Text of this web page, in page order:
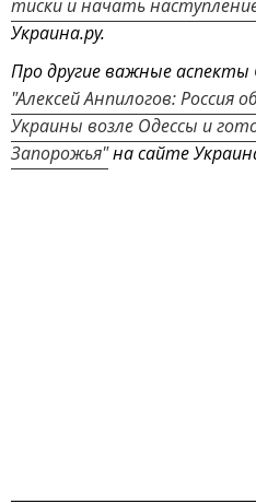
тиски и начать
Украина.ру.
Про другие важные
"Алексей Анпилогов: Россия
Украины возле Одессы и
Запорожья"на сайте